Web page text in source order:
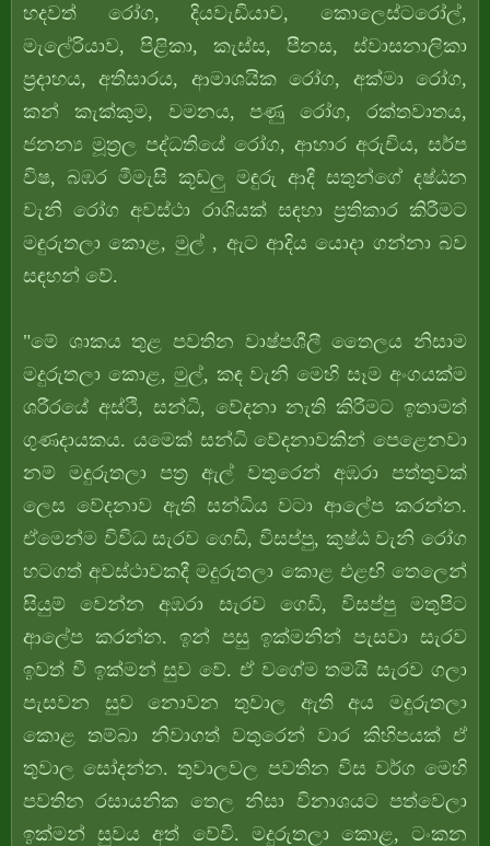
හදවත් රෝග, දියවැඩියාව, කොලෙස්ටරෝල්,
මැලේරියාව, පිළිකා, කැස්ස, පීනස, ස්වාසනාලිකා
ප්‍රදාහය, අතීසාරය, ආමාශයික රෝග, අක්මා රෝග,
කන් කැක්කුම, වමනය, පණු රෝග, රක්තවාතය,
ජනන්‍ය මූත්‍රල පද්ධතියේ රෝග, ආහාර අරුචිය, සර්ප
විෂ, බඹර මීමැසි කූඩලු මඳුරු ආදී සතුන්ගේ දෂ්ඨන
වැනි රෝග අවස්ථා රාශියක් සඳහා ප්‍රතිකාර කිරීමට
මඳුරුතලා කොළ, මුල් , ඇට ආදිය යොදා ගන්නා බව
සඳහන් වේ.
"මේ ශාකය තුළ පවතින වාෂ්පශීලී තෛලය නිසාම
මදුරුතලා කොළ, මුල්, කඳ වැනි මෙහි සෑම අංගයක්ම
ශරීරයේ අස්ථි, සන්ධි, වේදනා නැති කිරීමට ඉතාමත්
ගුණදායකය. යමෙක් සන්ධි වේදනාවකින් පෙළෙනවා
නම් මදුරුතලා පත්‍ර ඇල් වතුරෙන් අඹරා පත්තුවක්
ලෙස වේදනාව ඇති සන්ධිය වටා ආලේප කරන්න.
ඒමෙන්ම විවිධ සැරව ගෙඩි, විසප්පු, කුෂ්ඨ වැනි රෝග
හටගත් අවස්ථාවකදී මදුරුතලා කොළ එළඟි තෙලෙන්
සියුම් වෙන්න අඹරා සැරව ගෙඩි, විසප්පු මතුපිට
ආලේප කරන්න. ඉන් පසු ඉක්මනින් පැසවා සැරව
ඉවත් වී ඉක්මන් සුව වේ. ඒ වගේම තමයි සැරව ගලා
පැසවන සුව නොවන තුවාල ඇති අය මදුරුතලා
කොළ තම්බා නිවාගත් වතුරෙන් වාර කිහිපයක් ඒ
තුවාල සෝදන්න. තුවාලවල පවතින විස වර්ග මෙහි
පවතින රසායනික තෙල නිසා විනාශයට පත්වෙලා
ඉක්මන් සුවය අත් වේවි. මදුරුතලා කොළ, ටංකන